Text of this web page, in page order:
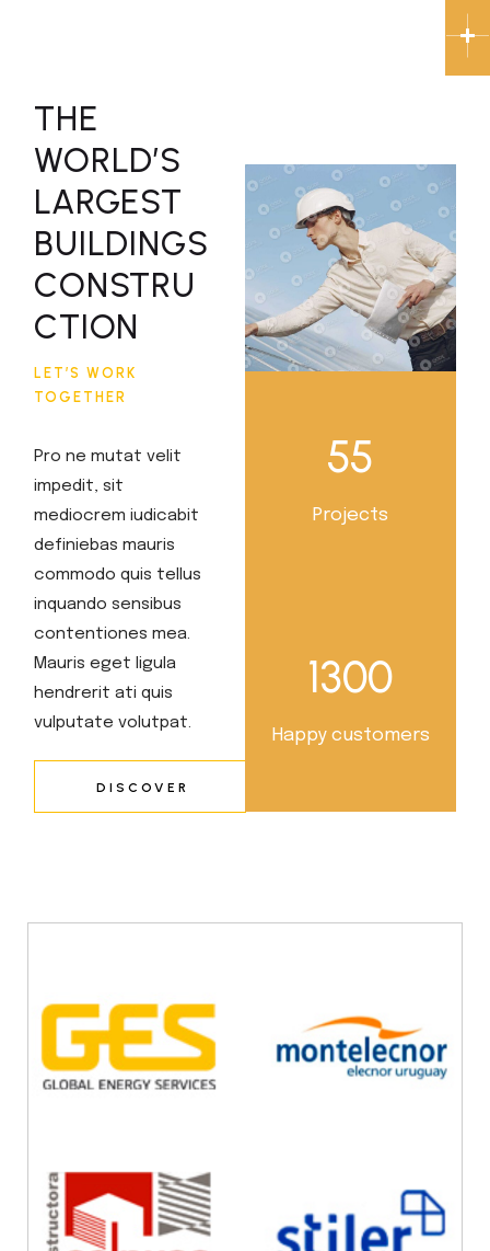
THE
WORLD’S
LARGEST
BUILDINGS
CONSTRU
CTION
LET’S WORK
TOGETHER
Pro ne mutat velit
impedit, sit
mediocrem iudicabit
definiebas mauris
commodo quis tellus
inquando sensibus
contentiones mea.
Mauris eget ligula
hendrerit ati quis
vulputate volutpat.
DISCOVER
55
Projects
1300
Happy customers